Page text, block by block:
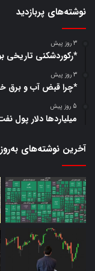
نوشته‌های پربازدید
3 روز پیش
*رکوردشکنی تاریخی بورس با
3 روز پیش
*چرا قبض آب و برق خرداد و تیر ۳ تا ۴
5 روز پیش
میلیاردها دلار پول
آخرین نوشته‌های‌